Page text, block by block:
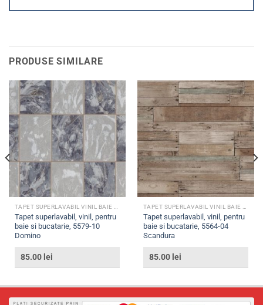
PRODUSE SIMILARE
Tapet superlavabil, vinil, pentru
baie si bucatarie, 5579-10
Domino
85.00 lei
Tapet superlavabil, vinil, pentru
baie si bucatarie, 5564-04
Scandura
85.00 lei